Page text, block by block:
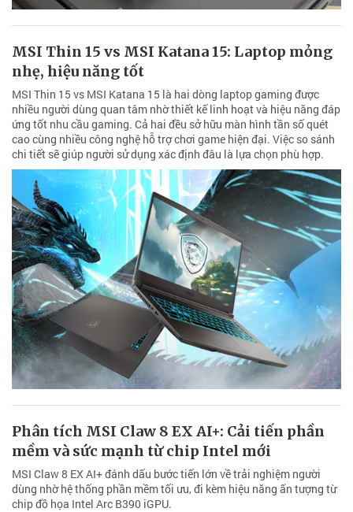
MSI Thin 15 vs MSI Katana 15: Laptop mỏng
nhẹ, hiệu năng tốt
MSI Thin 15 vs MSI Katana 15 là hai dòng laptop gaming được
nhiều người dùng quan tâm nhờ thiết kế linh hoạt và hiệu năng đáp
ứng tốt nhu cầu gaming. Cả hai đều sở hữu màn hình tần số quét
cao cùng nhiều công nghệ hỗ trợ chơi game hiện đại. Việc so sánh
chi tiết sẽ giúp người sử dụng xác định đâu là lựa chọn phù hợp.
Phân tích MSI Claw 8 EX AI+: Cải tiến phần
mềm và sức mạnh từ chip Intel mới
MSI Claw 8 EX AI+ đánh dấu bước tiến lớn về trải nghiệm người
dùng nhờ hệ thống phần mềm tối ưu, đi kèm hiệu năng ấn tượng từ
chip đồ họa Intel Arc B390 iGPU.